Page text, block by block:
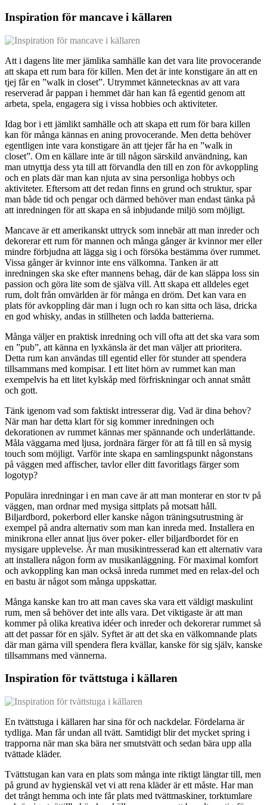
Inspiration för mancave i källaren
Att i dagens lite mer jämlika samhälle kan det vara lite provocerande
att skapa ett rum bara för killen. Men det är inte konstigare än att en
tjej får en ”walk in closet”. Utrymmet kännetecknas av att vara
reserverad år pappan i hemmet där han kan få egentid genom att
arbeta, spela, engagera sig i vissa hobbies och aktiviteter.
Idag bor i ett jämlikt samhälle och att skapa ett rum för bara killen
kan för många kännas en aning provocerande. Men detta behöver
egentligen inte vara konstigare än att tjejer får ha en ”walk in
closet”. Om en källare inte är till någon särskild användning, kan
man utnyttja dess yta till att förvandla den till en zon för avkoppling
och en plats där man kan njuta av sina personliga hobbys och
aktiviteter. Eftersom att det redan finns en grund och struktur, spar
man både tid och pengar och därmed behöver man endast tänka på
att inredningen för att skapa en så inbjudande miljö som möjligt.
Mancave är ett amerikanskt uttryck som innebär att man inreder och
dekorerar ett rum för mannen och många gånger är kvinnor mer eller
mindre förbjudna att lägga sig i och försöka bestämma över rummet.
Vissa gånger är kvinnor inte ens välkomna. Tanken är att
inredningen ska ske efter mannens behag, där de kan släppa loss sin
passion och göra lite som de själva vill. Att skapa ett alldeles eget
rum, dolt från omvärlden är för många en dröm. Det kan vara en
plats för avkoppling där man i lugn och ro kan sitta och läsa, dricka
en god whisky, andas in stillheten och ladda batterierna.
Många väljer en praktisk inredning och vill ofta att det ska vara som
en ”pub”, att känna en lyxkänsla är det man väljer att prioritera.
Detta rum kan användas till egentid eller för stunder att spendera
tillsammans med kompisar. I ett litet hörn av rummet kan man
exempelvis ha ett litet kylskåp med förfriskningar och annat smått
och gott.
Tänk igenom vad som faktiskt intresserar dig. Vad är dina behov?
När man har detta klart för sig kommer inredningen och
dekorationen av rummet kännas mer spännande och underlättande.
Måla väggarna med ljusa, jordnära färger för att få till en så mysig
touch som möjligt. Varför inte skapa en samlingspunkt någonstans
på väggen med affischer, tavlor eller ditt favoritlags färger som
logotyp?
Populära inredningar i en man cave är att man monterar en stor tv på
väggen, man ordnar med mysiga sittplats på motsatt håll.
Biljardbord, pokerbord eller kanske någon träningsutrustning är
exempel på andra alternativ som man kan inreda med. Installera en
minikrona eller annat ljus över poker- eller biljardbordet för en
mysigare upplevelse. Är man musikintresserad kan ett alternativ vara
att installera någon form av musikanläggning. För maximal komfort
och avkoppling kan man också inreda rummet med en relax-del och
en bastu är något som många uppskattar.
Många kanske kan tro att man caves ska vara ett väldigt maskulint
rum, men så behöver det inte alls vara. Det viktigaste är att man
kommer på olika kreativa idéer och inreder och dekorerar rummet så
att det passar för en själv. Syftet är att det ska en välkomnande plats
där man gärna vill spendera flera kvällar, kanske för sig själv, kanske
tillsammans med vännerna.
Inspiration för tvättstuga i källaren
En tvättstuga i källaren har sina för och nackdelar. Fördelarna är
tydliga. Man får undan all tvätt. Samtidigt blir det mycket spring i
trapporna när man ska bära ner smutstvätt och sedan bära upp alla
tvättade kläder.
Tvättstugan kan vara en plats som många inte riktigt längtar till, men
på grund av hygienskäl vet vi att rena kläder är ett måste. Har man
det trångt hemma och inte får plats med tvättmaskiner, torktumlare